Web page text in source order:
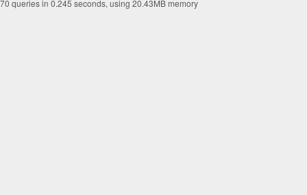
70 queries in 0.245 seconds, using 20.43MB memory